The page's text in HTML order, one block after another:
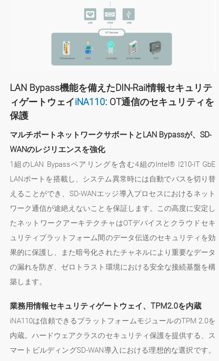
LAN Bypass機能を備えたDIN-Rail情報セキュリテ
ィゲートウェイiNA110: OT通信のセキュリティを
保護
マルチポートネットワークサポートとLAN Bypassが、SD-
WANのレジリエンスを強化
1組のLAN Bypassペアリングを含む4組のIntel® I210-IT GbE
LANポートを搭載し、システム異常時には自動でパスを切り替
えることができ、SD-WANエッジ導入プロセスにおけるネット
ワーク通信が途絶えないことを保証します。この高度に安定し
たネットワークアーキテクチャはOTデバイスとクラウドセキ
ュリティプラットフォーム間のデータ伝送のセキュリティを効
果的に保護し、また暗号化されたチャネルにより重要なデータ
の漏れを防ぎ、ゼロトラスト環境における安全な接続基盤を構
築します。
業務用情報セキュリティゲートウェイ、TPM2.0を内蔵
iNA110は信頼できるプラットフォームモジュールのTPM 2.0を
内蔵。ハードウェアクラスのセキュリティ保護を提供する、ス
マートビルディングSD-WAN導入における理想的な選択です。